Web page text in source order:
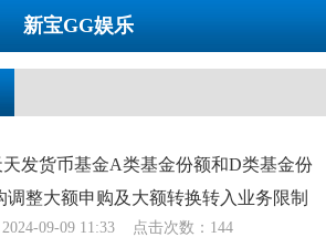
新宝GG娱乐
发货币基金A类基金份额和D类基金份
整大额申购及大额转换转入业务限制
09-09 11:33 点击次数：144